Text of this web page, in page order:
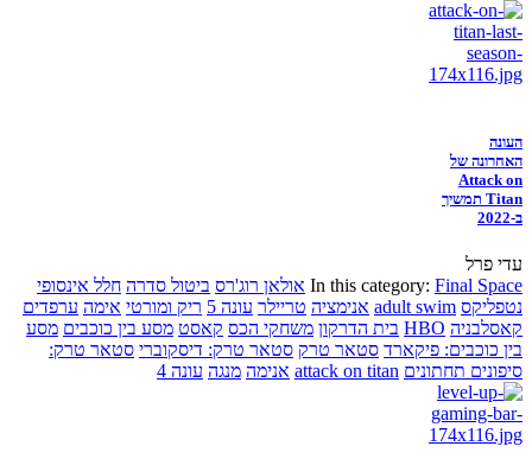
העונה
האחרונה של
Attack on
Titan תמשיך
ב-2022
עדי פרל
In this category: Final Space אולאן רוג'רס ביטול סדרה חלל אינסופי
נטפליקס adult swim אנימציה טריילר עונה 5 ריק ומורטי אימה ערפדים
קאסלבניה HBO בית הדרקון משחקי הכס קאסט מסע בין כוכבים מסע
בין כוכבים: פיקארד סטאר טרק סטאר טרק: דיסקוברי סטאר טרק:
סיפונים תחתונים attack on titan אנימה מנגה עונה 4